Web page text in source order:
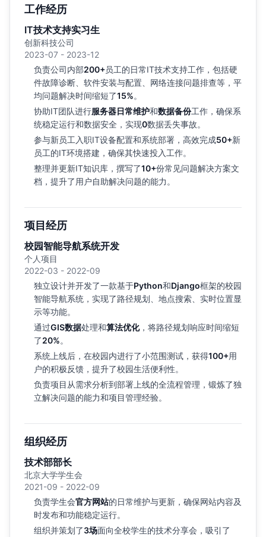
工作经历
IT技术支持实习生
创新科技公司
2023-07 - 2023-12
负责公司内部200+员工的日常IT技术支持工作，包括硬
件故障诊断、软件安装与配置、网络连接问题排查等，平
均问题解决时间缩短了15%。
协助IT团队进行服务器日常维护和数据备份工作，确保系
统稳定运行和数据安全，实现0数据丢失事故。
参与新员工入职IT设备配置和系统部署，高效完成50+新
员工的IT环境搭建，确保其快速投入工作。
整理并更新IT知识库，撰写了10+份常见问题解决方案文
档，提升了用户自助解决问题的能力。
项目经历
校园智能导航系统开发
个人项目
2022-03 - 2022-09
独立设计并开发了一款基于Python和Django框架的校园
智能导航系统，实现了路径规划、地点搜索、实时位置显
示等功能。
通过GIS数据处理和算法优化，将路径规划响应时间缩短
了20%。
系统上线后，在校园内进行了小范围测试，获得100+用
户的积极反馈，提升了校园生活便利性。
负责项目从需求分析到部署上线的全流程管理，锻炼了独
立解决问题的能力和项目管理经验。
组织经历
技术部部长
北京大学学生会
2021-09 - 2022-09
负责学生会官方网站的日常维护与更新，确保网站内容及
时发布和功能稳定运行。
组织并策划了3场面向全校学生的技术分享会，吸引了